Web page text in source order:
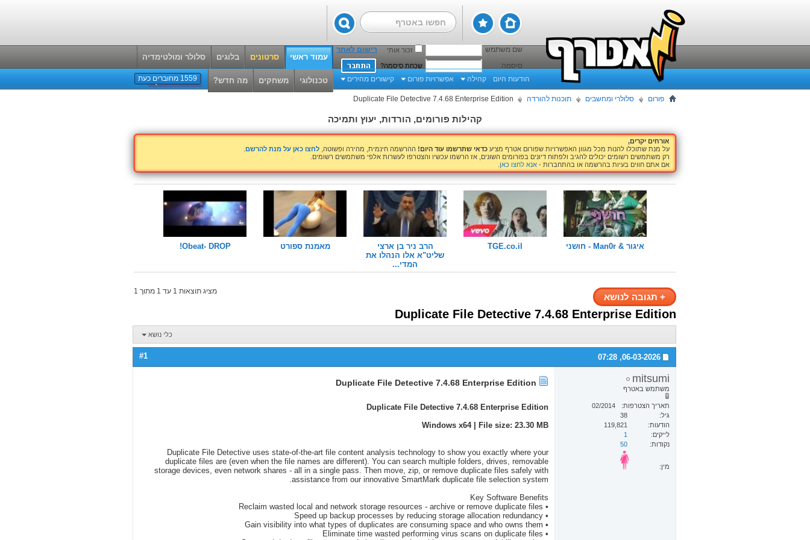
שם משתמש זכור אותי
רישום לאתר
סיסמה
שכחת סיסמה?
עמוד ראשי
הודעות היום קהילה אפשרויות פורום קישורים מהירים
סרטונים בלוגים סלולר ומולטימדיה
טכנולוגי משחקים מה חדש? 1559 מחוברים כעת
פורום סלולרי ומחשבים תוכנות להורדה Duplicate File Detective 7.4.68 Enterprise Edition
קהילות פורומים, הורדות, יעוץ ותמיכה
אורחים יקרים,
על מנת שתוכלו להנות מכל מגוון האפשרויות שפורום אטרף מציע כדאי שתרשמו עוד היום! ההרשמה חינמית, מהירה ופשוטה, לחצו כאן על מנת להרשם
רק משתמשים רשומים יכולים להגיב ולפתוח דיונים בפורומים השונים, אז הרשמו עכשיו והצטרפו לעשרות אלפי משתמשים רשומים.
אם אתם חווים בעיות בהרשמה או בהתחברות - אנא לחצו כאן
איגור & Man0r - חושני TGE.co.il
הרב ניר בן ארצי
שליט"א אלו הנהלו את
המדי...
מאמנת ספורט Obeat- DROP!
+ תגובה לנושא
מציג תוצאות 1 עד 1 מתוך 1
Duplicate File Detective 7.4.68 Enterprise Edition
כלי נושא
06-03-2026,
07:28
#1
mitsumi
משתמש באטרף
תאריך הצטרפות
02/2014
גיל
38
הודעות
119,821
לייקים
1
נקודות
50
מין:
Duplicate File Detective 7.4.68 Enterprise Edition
Windows x64 | File size: 23.30 MB
Duplicate File Detective uses state-of-the-art file content analysis technology to show you exactly where your
duplicate files are (even when the file names are different). You can search multiple folders, drives, removable
storage devices, even network shares - all in a single pass. Then move, zip, or remove duplicate files safely with
assistance from our innovative SmartMark duplicate file selection system.
Key Software Benefits
• Reclaim wasted local and network storage resources - archive or remove duplicate files
• Speed up backup processes by reducing storage allocation redundancy
• Gain visibility into what types of duplicates are consuming space and who owns them
• Eliminate time wasted performing virus scans on duplicate files